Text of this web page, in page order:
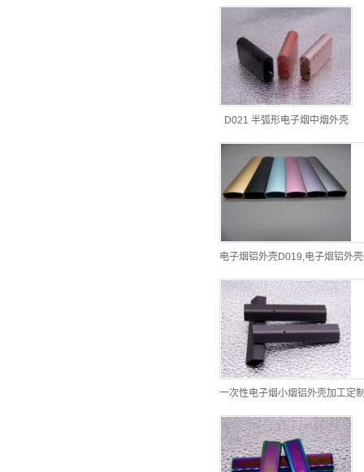
D021 半弧形电子烟中烟外壳
电子烟铝外壳D019,电子烟铝外
一次性电子烟小烟铝外壳加工定